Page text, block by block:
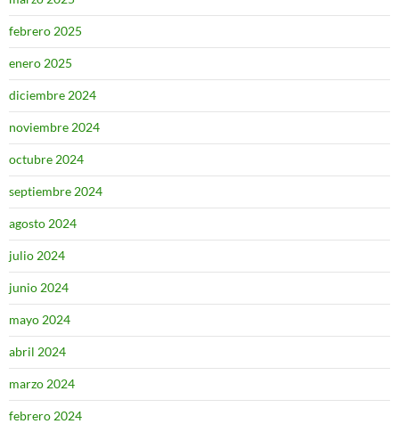
febrero 2025
enero 2025
diciembre 2024
noviembre 2024
octubre 2024
septiembre 2024
agosto 2024
julio 2024
junio 2024
mayo 2024
abril 2024
marzo 2024
febrero 2024